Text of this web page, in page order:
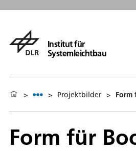
Institut für
Systemleichtbau
> > Projektbilder > Form
Form für